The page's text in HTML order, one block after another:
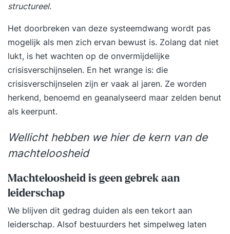
structureel.
Het doorbreken van deze systeemdwang wordt pas
mogelijk als men zich ervan bewust is. Zolang dat niet
lukt, is het wachten op de onvermijdelijke
crisisverschijnselen. En het wrange is: die
crisisverschijnselen zijn er vaak al jaren. Ze worden
herkend, benoemd en geanalyseerd maar zelden benut
als keerpunt.
Wellicht hebben we hier de kern van de
machteloosheid
Machteloosheid is geen gebrek aan
leiderschap
We blijven dit gedrag duiden als een tekort aan
leiderschap. Alsof bestuurders het simpelweg laten